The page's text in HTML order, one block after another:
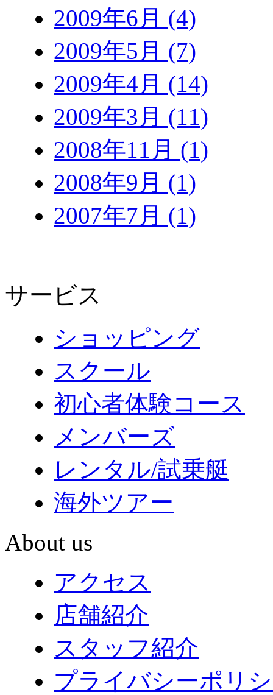
2009年6月 (4)
2009年5月 (7)
2009年4月 (14)
2009年3月 (11)
2008年11月 (1)
2008年9月 (1)
2007年7月 (1)
サービス
ショッピング
スクール
初心者体験コース
メンバーズ
レンタル/試乗艇
海外ツアー
About us
アクセス
店舗紹介
スタッフ紹介
プライバシーポリ